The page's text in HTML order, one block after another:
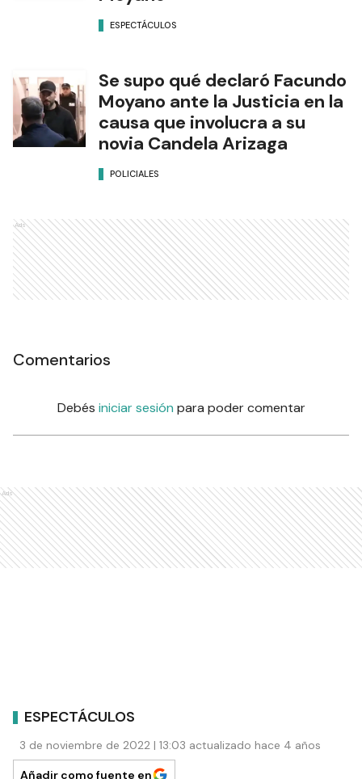
ESPECTÁCULOS
Se supo qué declaró Facundo
Moyano ante la Justicia en la
causa que involucra a su
novia Candela Arizaga
POLICIALES
Ads
Comentarios
Debés iniciar sesión para poder comentar
Ads
ESPECTÁCULOS
3 de noviembre de 2022 | 13:03 actualizado hace 4 años
Añadir como fuente en